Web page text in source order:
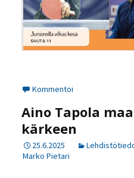
Kommentoi
Aino Tapola
kärkeen
25.6.2025
Marko Pietari